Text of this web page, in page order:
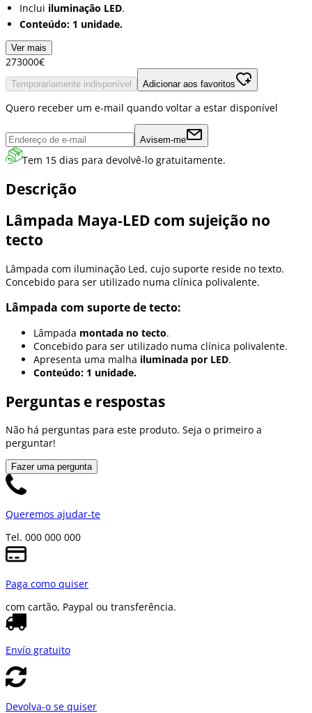
Inclui iluminação LED.
Conteúdo: 1 unidade.
Ver mais
273000€
Temporariamente indisponível Adicionar aos favoritos
Quero receber um e-mail quando voltar a estar disponível
Avisem-me
Tem 15 dias para devolvê-lo gratuitamente.
Descrição
Lâmpada Maya-LED com sujeição no
tecto
Lâmpada com iluminação Led, cujo suporte reside no texto.
Concebido para ser utilizado numa clínica polivalente.
Lâmpada com suporte de tecto:
Lâmpada montada no tecto.
Concebido para ser utilizado numa clínica polivalente.
Apresenta uma malha iluminada por LED.
Conteúdo: 1 unidade.
Perguntas e respostas
Não há perguntas para este produto. Seja o primeiro a
perguntar!
Fazer uma pergunta
Queremos ajudar-te
Tel. 000 000 000
Paga como quiser
com cartão, Paypal ou transferência.
Envío gratuito
Devolva-o se quiser